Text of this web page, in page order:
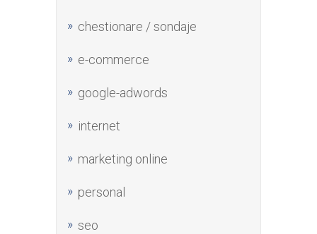
chestionare / sondaje
e-commerce
google-adwords
internet
marketing online
personal
seo